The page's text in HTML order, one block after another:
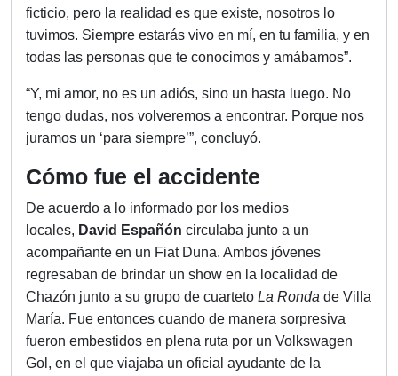
ficticio, pero la realidad es que existe, nosotros lo
tuvimos. Siempre estarás vivo en mí, en tu familia, y en
todas las personas que te conocimos y amábamos”.
“Y, mi amor, no es un adiós, sino un hasta luego. No
tengo dudas, nos volveremos a encontrar. Porque nos
juramos un ‘para siempre’”, concluyó.
Cómo fue el accidente
De acuerdo a lo informado por los medios
locales, David Españón circulaba junto a un
acompañante en un Fiat Duna. Ambos jóvenes
regresaban de brindar un show en la localidad de
Chazón junto a su grupo de cuarteto La Ronda de Villa
María. Fue entonces cuando de manera sorpresiva
fueron embestidos en plena ruta por un Volkswagen
Gol, en el que viajaba un oficial ayudante de la